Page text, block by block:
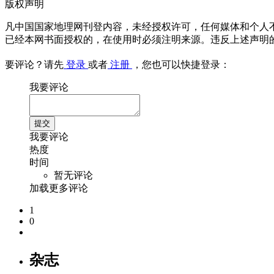
版权声明
凡中国国家地理网刊登内容，未经授权许可，任何媒体和个
已经本网书面授权的，在使用时必须注明来源。违反上述声
要评论？请先 登录 或者 注册 ，您也可以快捷登录：
我要评论
我要评论
热度
时间
暂无评论
加载更多评论
1
0
杂志